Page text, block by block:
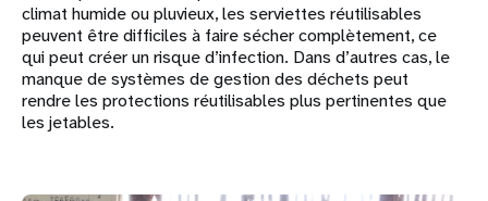
climat humide ou pluvieux, les serviettes réutilisables
peuvent être difficiles à faire sécher complètement, ce
qui peut créer un risque d’infection. Dans d’autres cas, le
manque de systèmes de gestion des déchets peut
rendre les protections réutilisables plus pertinentes que
les jetables.